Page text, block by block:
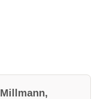
Millmann,